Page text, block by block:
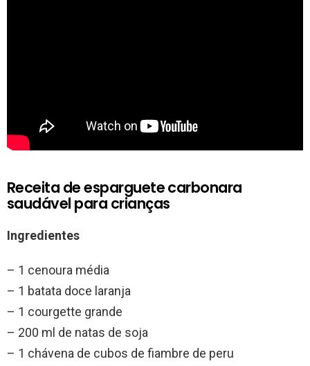
Receita de esparguete carbonara
saudável para crianças
Ingredientes
– 1 cenoura média
– 1 batata doce laranja
– 1 courgette grande
– 200 ml de natas de soja
– 1 chávena de cubos de fiambre de peru